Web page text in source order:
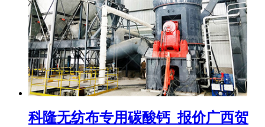
科隆无纺布专用碳酸钙_报价广西贺